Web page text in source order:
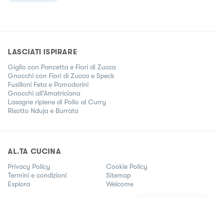
LASCIATI ISPIRARE
Giglio con Pancetta e Fiori di Zucca
Gnocchi con Fiori di Zucca e Speck
Fusilloni Feta e Pomodorini
Gnocchi all'Amatriciana
Lasagne ripiene di Pollo al Curry
Risotto Nduja e Burrata
AL.TA CUCINA
Privacy Policy
Cookie Policy
Termini e condizioni
Sitemap
Esplora
Welcome